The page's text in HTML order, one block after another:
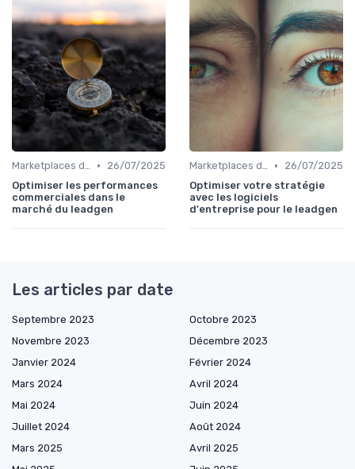
Marketplaces de leadgen •
26/07/2025
Optimiser les performances
commerciales dans le
marché du leadgen
Marketplaces de leadgen •
26/07/2025
Optimiser votre stratégie
avec les logiciels
d'entreprise pour le leadgen
Les articles par date
Septembre 2023
Octobre 2023
Novembre 2023
Décembre 2023
Janvier 2024
Février 2024
Mars 2024
Avril 2024
Mai 2024
Juin 2024
Juillet 2024
Août 2024
Mars 2025
Avril 2025